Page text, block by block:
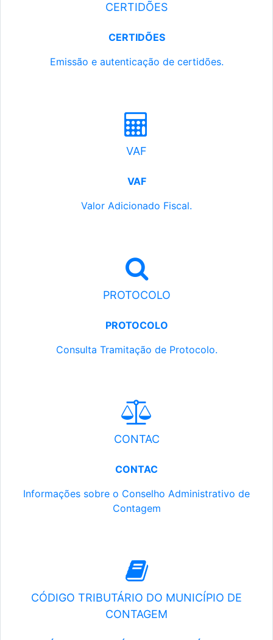
CERTIDÕES
CERTIDÕES
Emissão e autenticação de certidões.
VAF
VAF
Valor Adicionado Fiscal.
PROTOCOLO
PROTOCOLO
Consulta Tramitação de Protocolo.
CONTAC
CONTAC
Informações sobre o Conselho Administrativo de
Contagem
CÓDIGO TRIBUTÁRIO DO MUNICÍPIO DE
CONTAGEM